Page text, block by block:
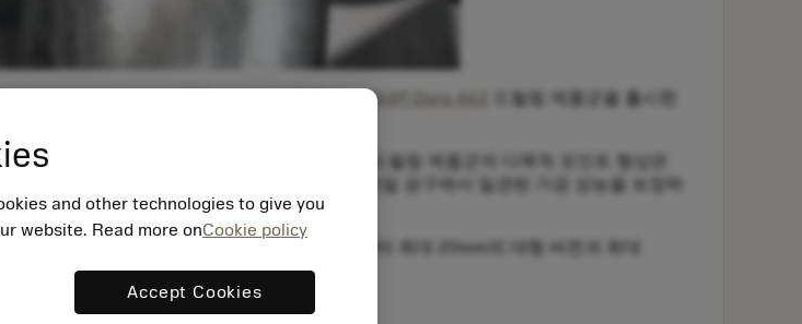
2,000가지 이상의 다양한 크기의 새로운 CoroDrill® Dura 462
드릴링 제품군을 출시한
위한 탁월한 솔루션입니다.
가 필요하지 않습니다. CoroDrill® Dura 462 드릴링 제품군의 다목적 포인트 형상은
도와 크게 향상된 공구 수명을 제공합니다. 단일 공구에서 일관된 가공 성능을 보장하
니다.
가 최대 6xDC인 0.030mm의 마이크로 드릴부터 최대 20mm의 대형 버전과 최대
재와 가공 조건을 처리할 수 있습니다.
코팅을 적용해 완전히 코팅됩니다.
and other technologies to give you
website. Read more onCookie policy
Accept Cookies